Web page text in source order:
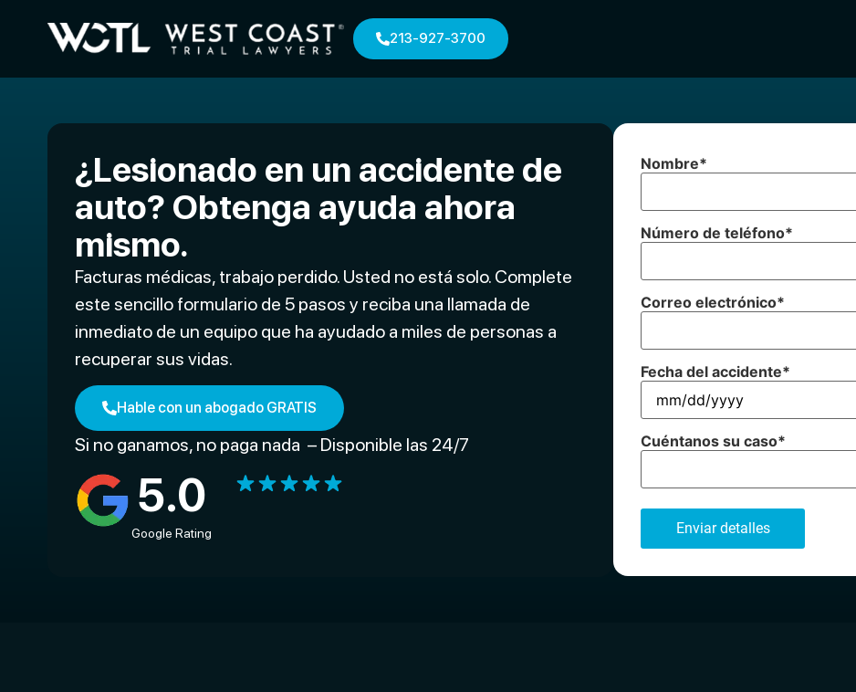
213-927-3700
¿Lesionado en un accidente de
auto? Obtenga ayuda ahora
mismo.
Facturas médicas, trabajo perdido. Usted no está solo. Complete
este sencillo formulario de 5 pasos y reciba una llamada de
inmediato de un equipo que ha ayudado a miles de personas a
recuperar sus vidas.
Hable con un abogado GRATIS
Si no ganamos, no paga nada – Disponible las 24/7
Google Rating
5.0
Nombre*
Número de teléfono*
Correo electrónico*
Fecha del accidente*
Cuéntanos su caso*